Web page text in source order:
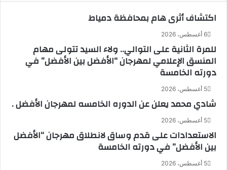
اكتشاف أثرى هام بمحافظة دمياط
6 أغسطس، 2026
للمرة الثانية على التوالي.. ولاء السيد تتولى مهام
المنسق الإعلامي لمهرجان “الأفضل بين الأفضل” في
دورته الخامسة
5 أغسطس، 2026
شادي محمد يعلن عن الدوره الخامسه لمهرجان الأفضل .
5 أغسطس، 2026
الاستعدادات على قدم وساق لانطلاق مهرجان “الأفضل
بين الأفضل” في دورته الخامسة
5 أغسطس، 2026